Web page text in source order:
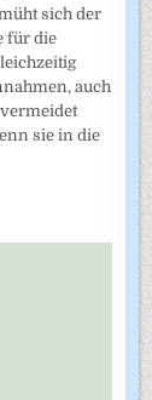
sich der
für die
auch
sie in die